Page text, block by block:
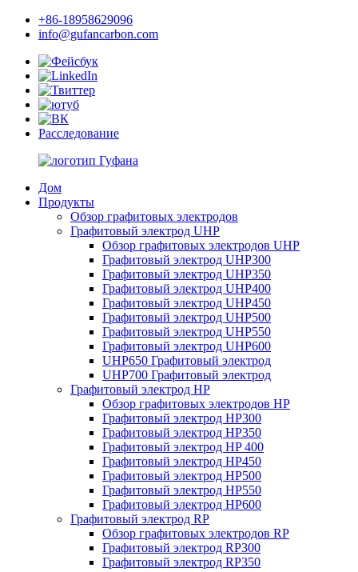
+86-18958629096
info@gufancarbon.com
Расследование
Дом
Продукты
Обзор графитовых электродов
Графитовый электрод UHP
Обзор графитовых электродов UHP
Графитовый электрод UHP300
Графитовый электрод UHP350
Графитовый электрод UHP400
Графитовый электрод UHP450
Графитовый электрод UHP500
Графитовый электрод UHP550
Графитовый электрод UHP600
UHP650 Графитовый электрод
UHP700 Графитовый электрод
Графитовый электрод HP
Обзор графитовых электродов HP
Графитовый электрод HP300
Графитовый электрод HP350
Графитовый электрод HP 400
Графитовый электрод HP450
Графитовый электрод HP500
Графитовый электрод HP550
Графитовый электрод HP600
Графитовый электрод RP
Обзор графитовых электродов RP
Графитовый электрод RP300
Графитовый электрод RP350